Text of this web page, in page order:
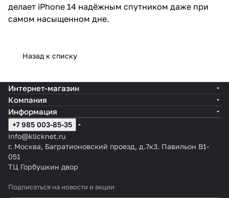
делает iPhone 14 надёжным спутником даже при
самом насыщенном дне.
Назад к списку
Интернет-магазин
Компания
Информация
+7 985 003-85-35
info@klicknet.ru
г. Москва, Багратионовский проезд, д.7к3. Павильон B1-
051
ТЦ Горбушкин двор
Подписаться на новости и акции